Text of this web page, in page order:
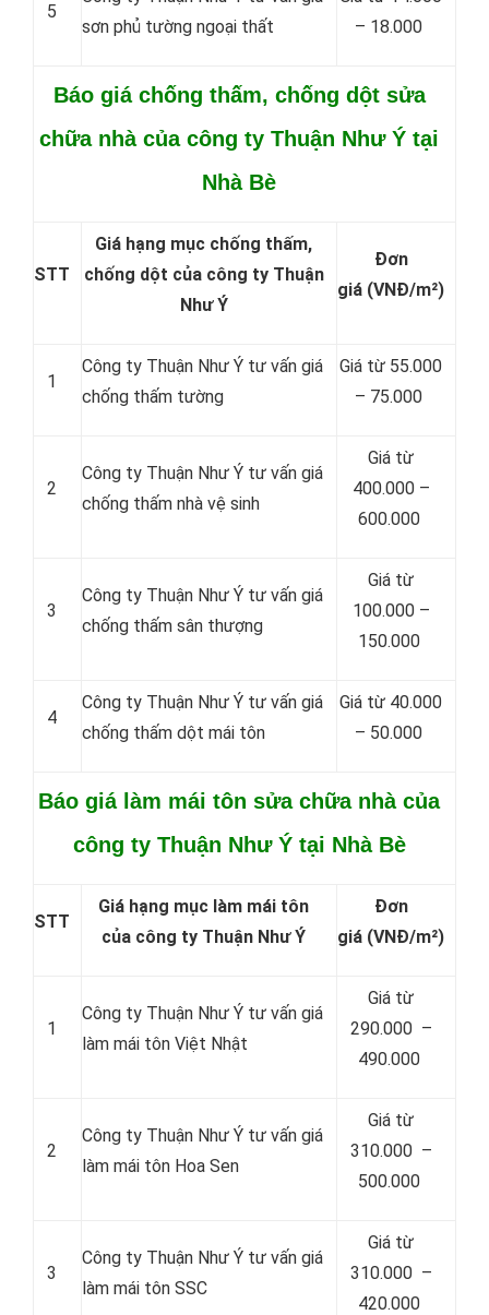
5
sơn phủ tường ngoại thất
– 18.000
Báo giá chống thấm, chống dột sửa
chữa nhà của công ty Thuận Như Ý tại
Nhà Bè
STT
Giá hạng mục chống thấm,
chống dột của công ty Thuận
Như Ý
Đơn
giá (VNĐ/m²)
1
Công ty Thuận Như Ý tư vấn giá
chống thấm tường
Giá từ 55.000
– 75.000
2
Công ty Thuận Như Ý tư vấn giá
chống thấm nhà vệ sinh
Giá từ
400.000 –
600.000
3
Công ty Thuận Như Ý tư vấn giá
chống thấm sân thượng
Giá từ
100.000 –
150.000
4
Công ty Thuận Như Ý tư vấn giá
chống thấm dột mái tôn
Giá từ 40.000
– 50.000
Báo giá làm mái tôn sửa chữa nhà của
công ty Thuận Như Ý tại Nhà Bè
STT
Giá hạng mục làm mái tôn
của công ty Thuận Như Ý
Đơn
giá (VNĐ/m²)
1
Công ty Thuận Như Ý tư vấn giá
làm mái tôn Việt Nhật
Giá từ
290.000 –
490.000
2
Công ty Thuận Như Ý tư vấn giá
làm mái tôn Hoa Sen
Giá từ
310.000 –
500.000
3
Công ty Thuận Như Ý tư vấn giá
làm mái tôn SSC
Giá từ
310.000 –
420.000